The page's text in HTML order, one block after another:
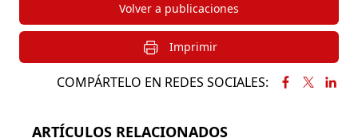
Volver a publicaciones
Imprimir
COMPÁRTELO EN REDES SOCIALES:
ARTÍCULOS RELACIONADOS